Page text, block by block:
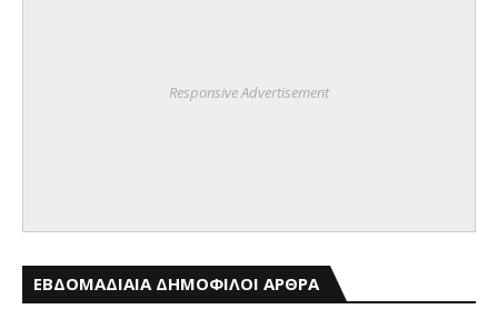
Responsive Advertisement
ΕΒΔΟΜΑΔΙΑΙΑ ΔΗΜΟΦΙΛΟΙ ΑΡΘΡΑ